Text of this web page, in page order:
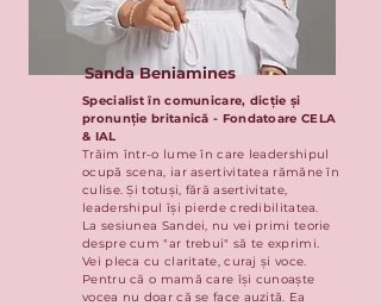
Sanda Beniamines
Specialist în comunicare, dicție și
pronunție britanică - Fondatoare CELA
& IAL
Trăim într-o lume în care leadershipul
ocupă scena, iar asertivitatea rămâne în
culise. Și totuși, fără asertivitate,
leadershipul își pierde credibilitatea.
La sesiunea Sandei, nu vei primi teorie
despre cum "ar trebui" să te exprimi.
Vei pleca cu claritate, curaj și voce.
Pentru că o mamă care își cunoaște
vocea nu doar că se face auzită. Ea